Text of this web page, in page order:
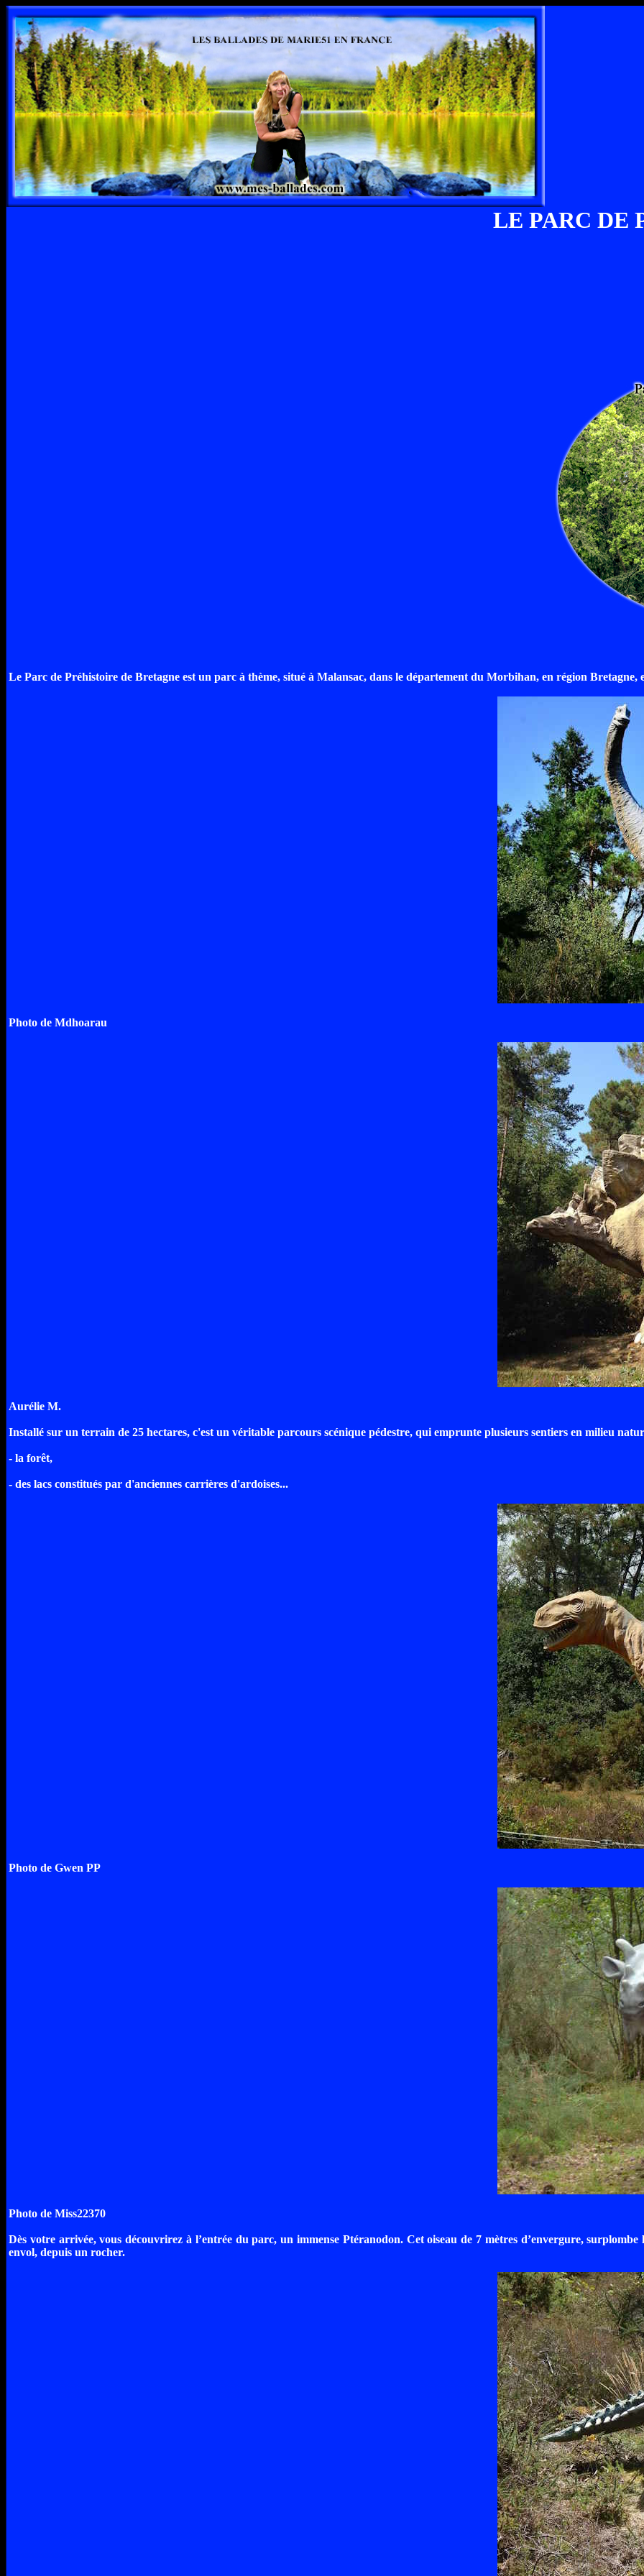
LE PARC DE
Le Parc de Préhistoire de Bretagne est un parc à thème, situé à Malansac, dans le département du Morbihan, en région
Photo de Mdhoarau
Aurélie M.
Installé sur un terrain de 25 hectares, c'est un véritable parcours scénique pédestre, qui emprunte plusieurs sentiers en milieu
- la forêt,
- des lacs constitués par d'anciennes carrières d'ardoises...
Photo de Gwen PP
Photo de Miss22370
Dès votre arrivée, vous découvrirez à l’entrée du parc, un immense Ptéranodon. Cet oiseau de 7 mètres d’envergure,
envol, depuis un rocher.